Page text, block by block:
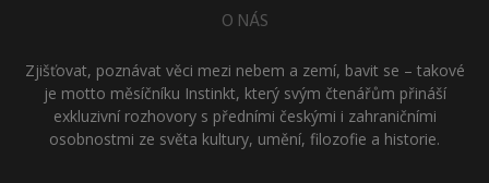
O NÁS
Zjišťovat, poznávat věci mezi nebem a zemí, bavit se – takové
je motto měsíčníku Instinkt, který svým čtenářům přináší
exkluzivní rozhovory s předními českými i zahraničními
osobnostmi ze světa kultury, umění, filozofie a historie.